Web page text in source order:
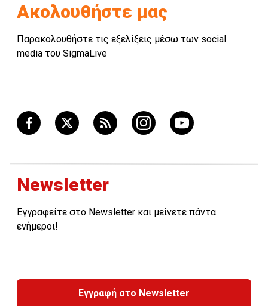
Ακολουθήστε μας
Παρακολουθήστε τις εξελίξεις μέσω των social
media του SigmaLive
Newsletter
Εγγραφείτε στο Newsletter και μείνετε πάντα
ενήμεροι!
Εγγραφή στο Newsletter